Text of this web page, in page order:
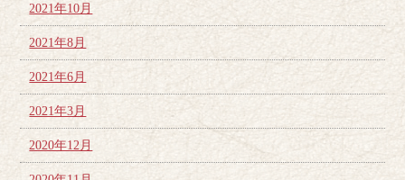
2021年10月
2021年8月
2021年6月
2021年3月
2020年12月